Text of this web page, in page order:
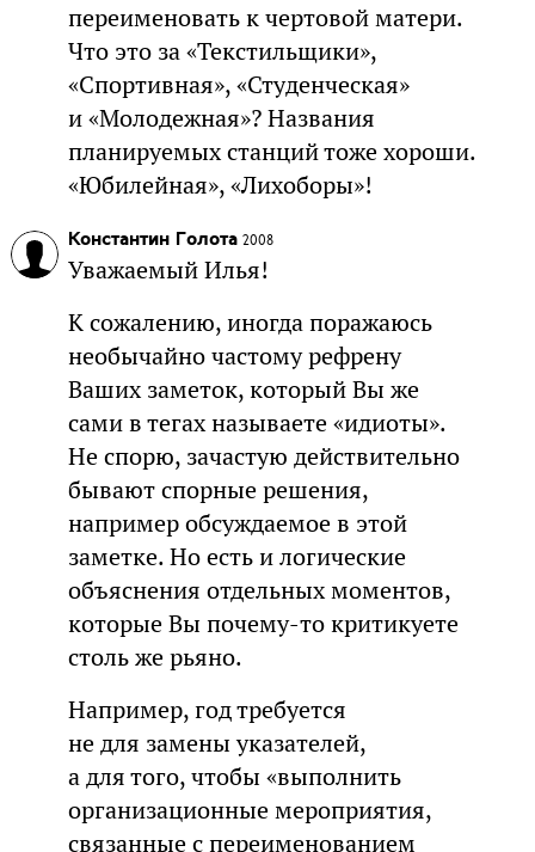
переименовать к чертовой матери.
Что это за «Текстильщики»,
«Спортивная», «Студенческая»
и «Молодежная»? Названия
планируемых станций тоже хороши.
«Юбилейная», «Лихоборы»!
Константин Голота 2008
Уважаемый Илья!
К сожалению, иногда поражаюсь
необычайно частому рефрену
Ваших заметок, который Вы же
сами в тегах называете «идиоты».
Не спорю, зачастую действительно
бывают спорные решения,
например обсуждаемое в этой
заметке. Но есть и логические
объяснения отдельных моментов,
которые Вы почему-то критикуете
столь же рьяно.
Например, год требуется
не для замены указателей,
а для того, чтобы «выполнить
организационные мероприятия,
связанные с переименованием